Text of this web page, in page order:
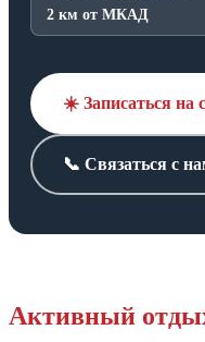
2 км от МКАД
☀️ Записаться на
📞 Связаться с
Активный